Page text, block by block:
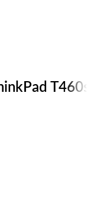
T460s